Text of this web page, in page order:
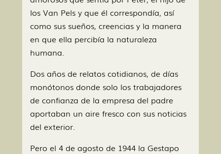
los Van Pels y que él correspondía, así
como sus sueños, creencias y la manera
en que ella percibía la naturaleza
humana.
Dos años de relatos cotidianos, de días
monótonos donde solo los trabajadores
de confianza de la empresa del padre
aportaban un aire fresco con sus noticias
del exterior.
Pero el 4 de agosto de 1944 la Gestapo